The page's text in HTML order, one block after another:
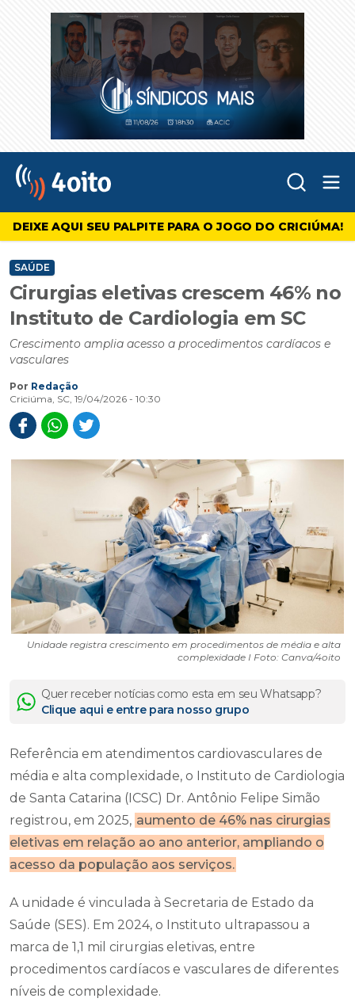
4oito
DEIXE AQUI SEU PALPITE PARA O JOGO DO CRICIÚMA!
SAÚDE
Cirurgias eletivas crescem 46% no
Instituto de Cardiologia em SC
Crescimento amplia acesso a procedimentos cardíacos e
vasculares
Por Redação
Criciúma, SC, 19/04/2026 - 10:30
Unidade registra crescimento em procedimentos de média e alta
complexidade I Foto: Canva/4oito
Quer receber notícias como esta em seu Whatsapp?
Clique aqui e entre para nosso grupo
Referência em atendimentos cardiovasculares de
média e alta complexidade, o Instituto de Cardiologia
de Santa Catarina (ICSC) Dr. Antônio Felipe Simão
registrou, em 2025, aumento de 46% nas cirurgias
eletivas em relação ao ano anterior, ampliando o
acesso da população aos serviços.
A unidade é vinculada à Secretaria de Estado da
Saúde (SES). Em 2024, o Instituto ultrapassou a
marca de 1,1 mil cirurgias eletivas, entre
procedimentos cardíacos e vasculares de diferentes
níveis de complexidade.